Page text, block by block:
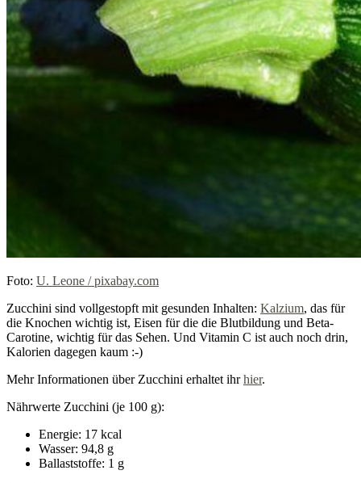
Foto: U. Leone / pixabay.com
Zucchini sind vollgestopft mit gesunden Inhalten: Kalzium, das für
die Knochen wichtig ist, Eisen für die die Blutbildung und Beta-
Carotine, wichtig für das Sehen. Und Vitamin C ist auch noch drin,
Kalorien dagegen kaum :-)
Mehr Informationen über Zucchini erhaltet ihrhier.
Nährwerte Zucchini (je 100 g):
Energie: 17 kcal
Wasser: 94,8 g
Ballaststoffe: 1 g